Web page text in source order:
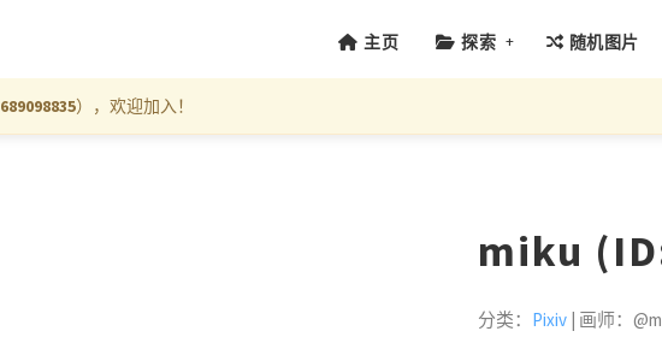
主页 探索 + 随机图片
689098835），欢迎加入！
miku
分类： Pixiv | 画师：